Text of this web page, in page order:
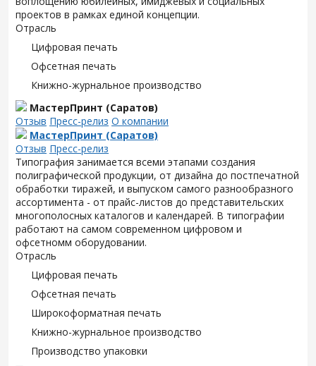
проектов в рамках единой концепции.
Отрасль
Цифровая печать
Офсетная печать
Книжно-журнальное производство
МастерПринт (Саратов)
Отзыв Пресс-релиз О компании
МастерПринт (Саратов)
Отзыв Пресс-релиз
Типография занимается всеми этапами создания
полиграфической продукции, от дизайна до постпечатной
обработки тиражей, и выпуском самого разнообразного
ассортимента - от прайс-листов до представительских
многополосных каталогов и календарей. В типографии
работают на самом современном цифровом и
офсетномм оборудовании.
Отрасль
Цифровая печать
Офсетная печать
Широкоформатная печать
Книжно-журнальное производство
Производство упаковки